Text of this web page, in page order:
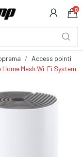
0
Access pointi
Mesh Wi-Fi System